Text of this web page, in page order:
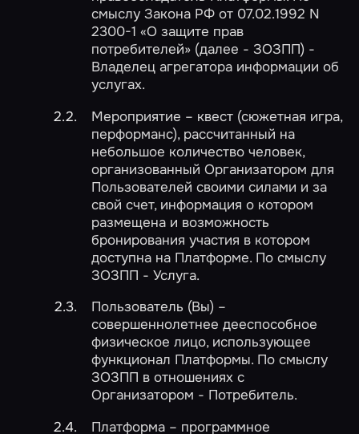
смыслу Закона РФ от 07.02.1992 N
2300-1 «О защите прав
потребителей» (далее - ЗОЗПП) -
Владелец агрегатора информации об
услугах.
Мероприятие – квест (сюжетная игра,
перформанс), рассчитанный на
небольшое количество человек,
организованный Организатором для
Пользователей своими силами и за
свой счет, информация о котором
размещена и возможность
бронирования участия в котором
доступна на Платформе. По смыслу
ЗОЗПП - Услуга.
Пользователь (Вы) –
совершеннолетнее дееспособное
физическое лицо, использующее
функционал Платформы. По смыслу
ЗОЗПП в отношениях с
Организатором - Потребитель.
Платформа – программное